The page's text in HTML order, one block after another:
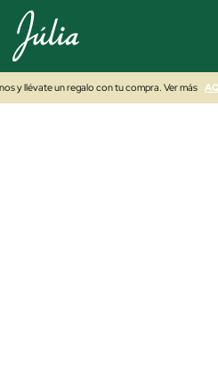
y llévate un regalo con tu compra. Ver más